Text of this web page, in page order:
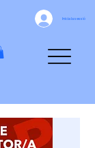
Inicia la sessió